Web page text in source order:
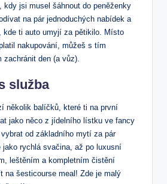
kdy jsi musel šáhnout do peněženky
na pár jednoduchých nabídek a
kde ti auto umyjí za pětikilo. Místo
nakupování, můžeš s tím
den (a vůz).
služba
několik balíčků, které ti na první
jako něco z jídelního lístku ve fancy
od základního mytí za pár
jako rychlá svačina, až po luxusní
leštěním a kompletním čistění
na šesticourse meal! Zde je malý